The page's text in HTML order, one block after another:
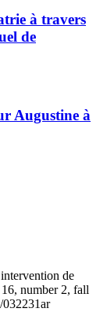
à travers
de
Augustine à
de
number 2, fall